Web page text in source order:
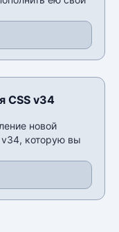
CSS v34
новой
v34, которую вы